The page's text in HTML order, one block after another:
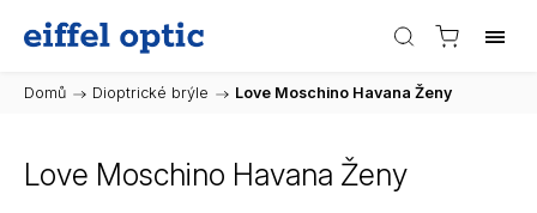
Domů / Dioptrické brýle / Love Moschino Havana Ženy
Love Moschino Havana Ženy